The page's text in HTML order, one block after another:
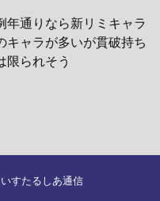
年通りなら新リミキャラ
ャラが多いが貫破持ち
限られそう
すたるしあ通信